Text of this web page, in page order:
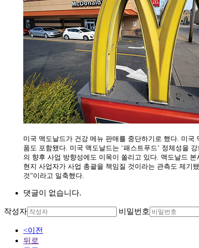
미국 맥도날드가 건강 메뉴 판매를 중단하기로 했다. 미
품도 포함됐다. 미국 맥도날드는 ‘패스트푸드’ 정체성을
의 향후 사업 방향성에도 이목이 쏠리고 있다. 맥도날드
현지 사업자가 사업 총괄을 책임질 것이라는 관측도 제기
것”이라고 일축했다.
댓글이 없습니다.
작성자 비밀번호
<이전
뒤로